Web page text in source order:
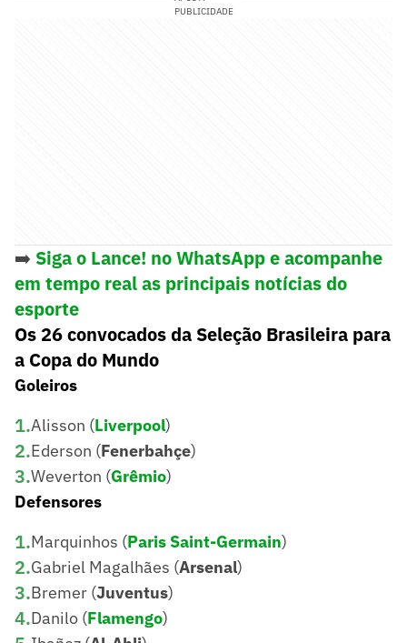
PUBLICIDADE
➡️ Siga o Lance! no WhatsApp e acompanhe
em tempo real as principais notícias do
esporte
Os 26 convocados da Seleção Brasileira para
a Copa do Mundo
Goleiros
1.Alisson (Liverpool)
2.Ederson (Fenerbahçe)
3.Weverton (Grêmio)
Defensores
1.Marquinhos (Paris Saint-Germain)
2.Gabriel Magalhães (Arsenal)
3.Bremer (Juventus)
4.Danilo (Flamengo)